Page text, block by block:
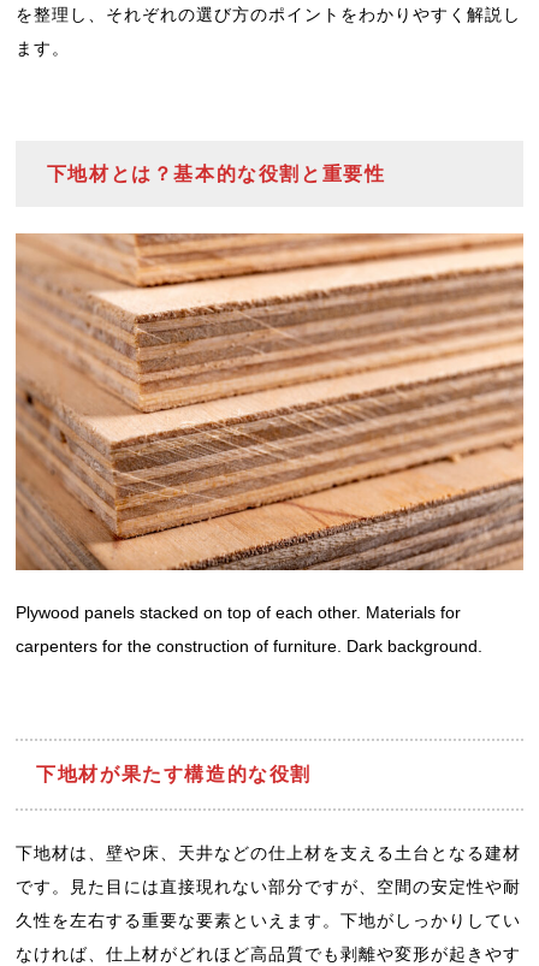
を整理し、それぞれの選び方のポイントをわかりやすく解説し
ます。
下地材とは？基本的な役割と重要性
Plywood panels stacked on top of each other. Materials for
carpenters for the construction of furniture. Dark background.
下地材が果たす構造的な役割
下地材は、壁や床、天井などの仕上材を支える土台となる建材
です。見た目には直接現れない部分ですが、空間の安定性や耐
久性を左右する重要な要素といえます。下地がしっかりしてい
なければ、仕上材がどれほど高品質でも剥離や変形が起きやす